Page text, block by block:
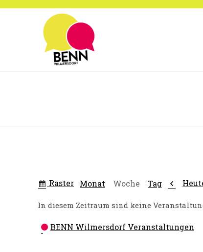
Anzeigen
Raster Monat Woche Tag
In diesem Zeitraum sind keine
Kategorien
BENN Wilmersdorf Veranstaltungen